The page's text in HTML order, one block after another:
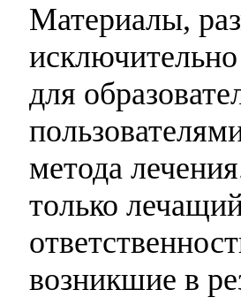
Материалы,
для
метода
только
возникшие в